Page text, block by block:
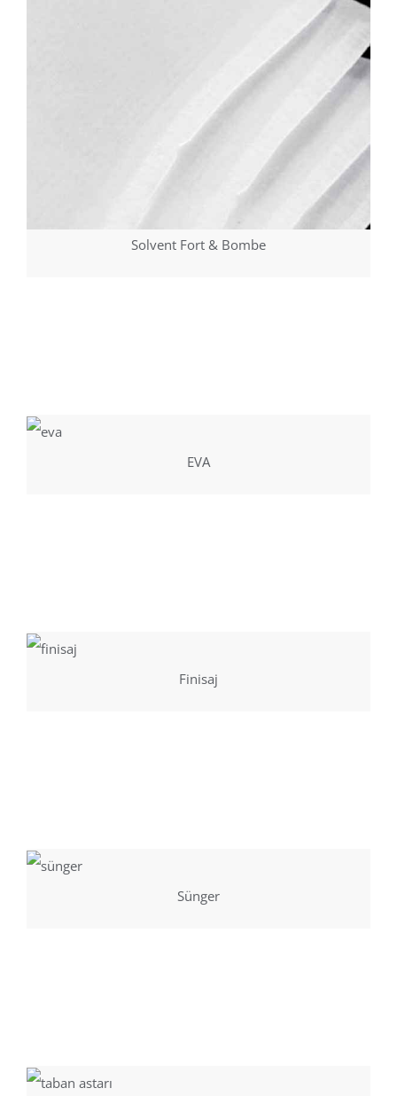
Solvent Fort & Bombe
EVA
Finisaj
Sünger